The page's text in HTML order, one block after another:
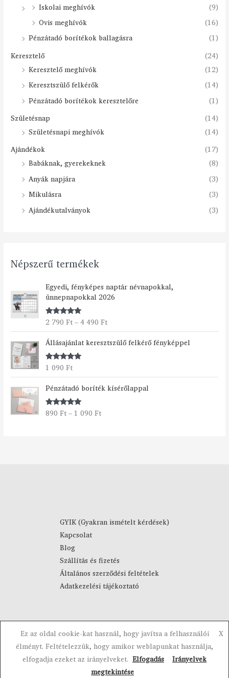
Iskolai meghívók
(9)
Ovis meghívók
(16)
Pénzátadó borítékok ballagásra
(1)
Keresztelő
(24)
Keresztelő meghívók
(12)
Keresztszülő felkérők
(14)
Pénzátadó borítékok keresztelőre
(1)
Születésnap
(14)
Születésnapi meghívók
(14)
Ajándékok
(17)
Babáknak, gyerekeknek
(8)
Anyák napjára
(3)
Mikulásra
(3)
Ajándékutalványok
(3)
Népszerű termékek
Egyedi, fényképes naptár névnapokkal,
ünnepnapokkal 2026
Értékelés:
2 790Ft – 4 490Ft
r
t
r
t
o
n
y
0
Állásajánlat keresztszülő felkérő fényképpel
Értékelés:
1 090Ft
Pénzátadó boríték kísérőlappal
Értékelés:
890Ft – 1 090Ft
Á
r
a
0
t
1
0
t
GYIK (Gyakran ismételt kérdések)
Kapcsolat
Blog
Szállítás és fizetés
Általános szerződési feltételek
Adatkezelési tájékoztató
Copyright © 2023-2026 Visztra. Powered by Visztra.
Ez az oldal cookie-kat használ, hogy javítsa a felhasználói
élményt. Feltételezzük, hogy amikor weblapunkat használja,
elfogadja ezeket az irányelveket.
X
Elfogadás
Irányelvek
megtekintése